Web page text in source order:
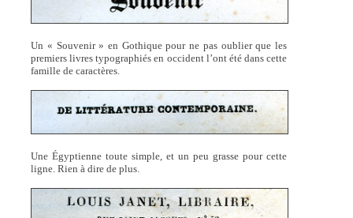
Un « Souvenir » en Gothique pour ne pas oublier que les
premiers livres typographiés en occident l’ont été dans cette
famille de caractères.
Une Égyptienne toute simple, et un peu grasse pour cette
ligne. Rien à dire de plus.